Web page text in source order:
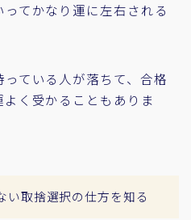
てかなり運に左右される
ている人が落ちて、合格
く受かることもありま
い取捨選択の仕方を知る